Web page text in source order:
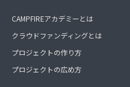
CAMPFIREアカデミーとは
クラウドファンディングとは
プロジェクトの作り方
プロジェクトの広め方